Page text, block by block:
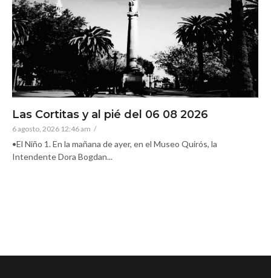
Las Cortitas y al pié del 06 08 2026
6 agosto, 2026 12:46 am /
•El Niño 1. En la mañana de ayer, en el Museo Quirós, la
Intendente Dora Bogdan...